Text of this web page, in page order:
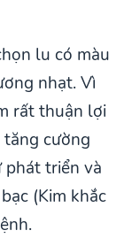
lu có màu
nhạt. Vì
rất thuận lợi
tăng cường
phát triển và
(Kim khắc